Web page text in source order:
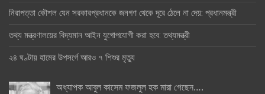
নিরাপত্তা কৌশল যেন সরকারপ্রধানকে জনগণ থেকে দূরে ঠেলে না দেয়: প্রধানমন্ত্রী
তথ্য মন্ত্রণালয়ের বিদ্যমান আইন যুগোপযোগী করা হবে: তথ্যমন্ত্রী
২৪ ঘণ্টায় হামের উপসর্গে আরও ৭ শিশুর মৃত্যু
অধ্যাপক আবুল কাসেম ফজলুল হক মারা গেছেন….